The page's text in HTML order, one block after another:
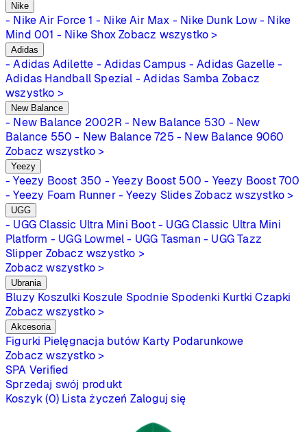
Nike
- Nike Air Force 1 - Nike Air Max - Nike Dunk Low - Nike
Mind 001 - Nike Shox Zobacz wszystko >
Adidas
- Adidas Adilette - Adidas Campus - Adidas Gazelle -
Adidas Handball Spezial - Adidas Samba Zobacz
wszystko >
New Balance
- New Balance 2002R - New Balance 530 - New
Balance 550 - New Balance 725 - New Balance 9060
Zobacz wszystko >
Yeezy
- Yeezy Boost 350 - Yeezy Boost 500 - Yeezy Boost 700
- Yeezy Foam Runner - Yeezy Slides Zobacz wszystko >
UGG
- UGG Classic Ultra Mini Boot - UGG Classic Ultra Mini
Platform - UGG Lowmel - UGG Tasman - UGG Tazz
Slipper Zobacz wszystko >
Zobacz wszystko >
Ubrania
Bluzy Koszulki Koszule Spodnie Spodenki Kurtki Czapki
Zobacz wszystko >
Akcesoria
Figurki Pielęgnacja butów Karty Podarunkowe
Zobacz wszystko >
SPA Verified
Sprzedaj swój produkt
Koszyk (0) Lista życzeń Zaloguj się